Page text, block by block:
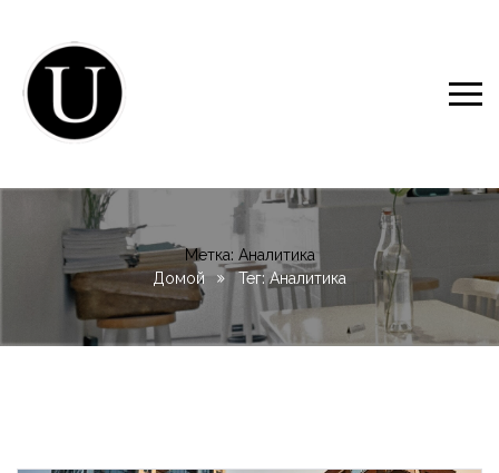
Метка: Аналитика
Домой
Тег: Аналитика